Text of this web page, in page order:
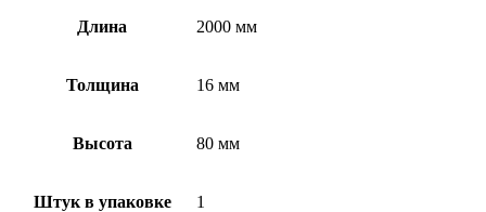
Длина 2000 мм
Толщина 16 мм
Высота 80 мм
Штук в упаковке 1